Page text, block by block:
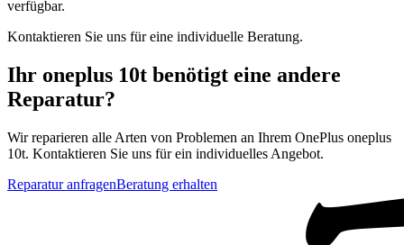
verfügbar.
Kontaktieren Sie uns für eine individuelle Beratung.
Ihr oneplus 10t benötigt eine andere
Reparatur?
Wir reparieren alle Arten von Problemen an Ihrem OnePlus oneplus
10t. Kontaktieren Sie uns für ein individuelles Angebot.
Reparatur anfragenBeratung erhalten